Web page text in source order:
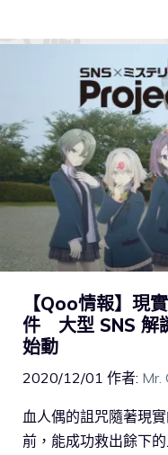
【Qoo情報】現
件 大型 SNS 解
始動
2020/12/01 作者: Mr.
血人偶的詛咒隨著現
前，能成功救出餘下的